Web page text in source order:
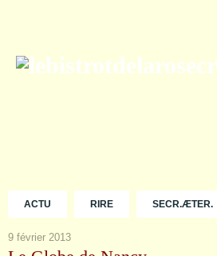
ACTU RIRE SECR.ÆTER.
9 février 2013